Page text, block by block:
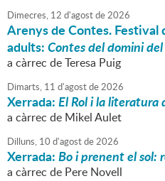
Dimecres, 12 d'agostde2026
Arenys de Contes. Festival
adults:Contes del domini
a càrrec de Teresa Puig
Dimarts, 11 d'agostde2026
Xerrada:El Rol i la literatura
a càrrec de Mikel Aulet
Dilluns, 10 d'agostde2026
Xerrada:Bo i prenent el sol:
a càrrec de Pere Novell